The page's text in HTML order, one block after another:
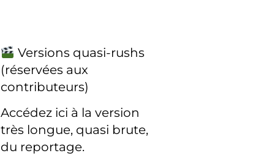
Versions quasi-rushs
(réservées aux
contributeurs)
Accédez ici à la version
très longue, quasi brute,
du reportage.